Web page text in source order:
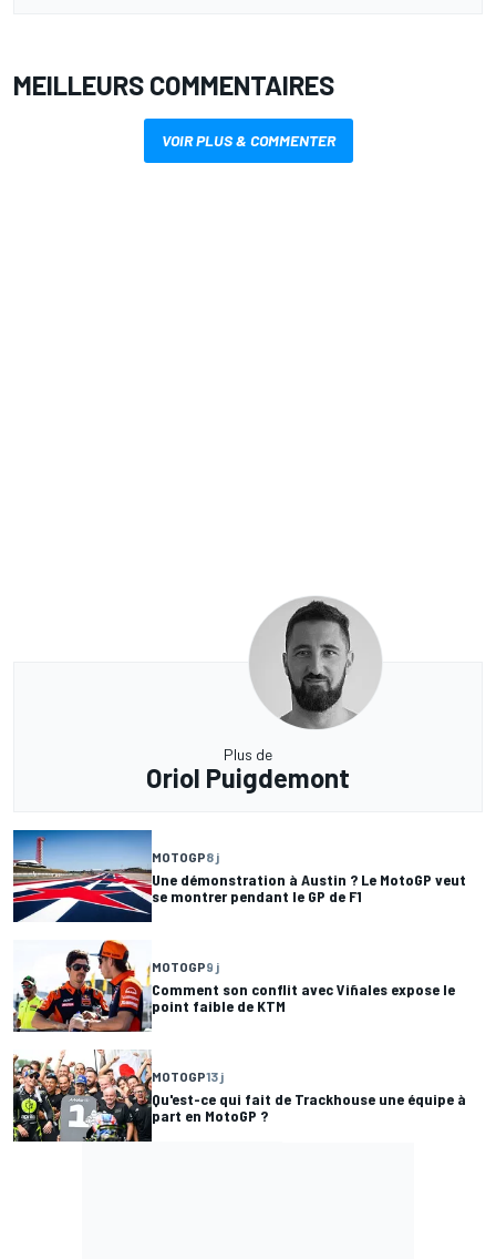
MEILLEURS COMMENTAIRES
VOIR PLUS & COMMENTER
Plus de
Oriol Puigdemont
MOTOGP8 j
Une démonstration à Austin ? Le MotoGP veut
se montrer pendant le GP de F1
MOTOGP9 j
Comment son conflit avec Viñales expose le
point faible de KTM
MOTOGP13 j
Qu'est-ce qui fait de Trackhouse une équipe à
part en MotoGP ?